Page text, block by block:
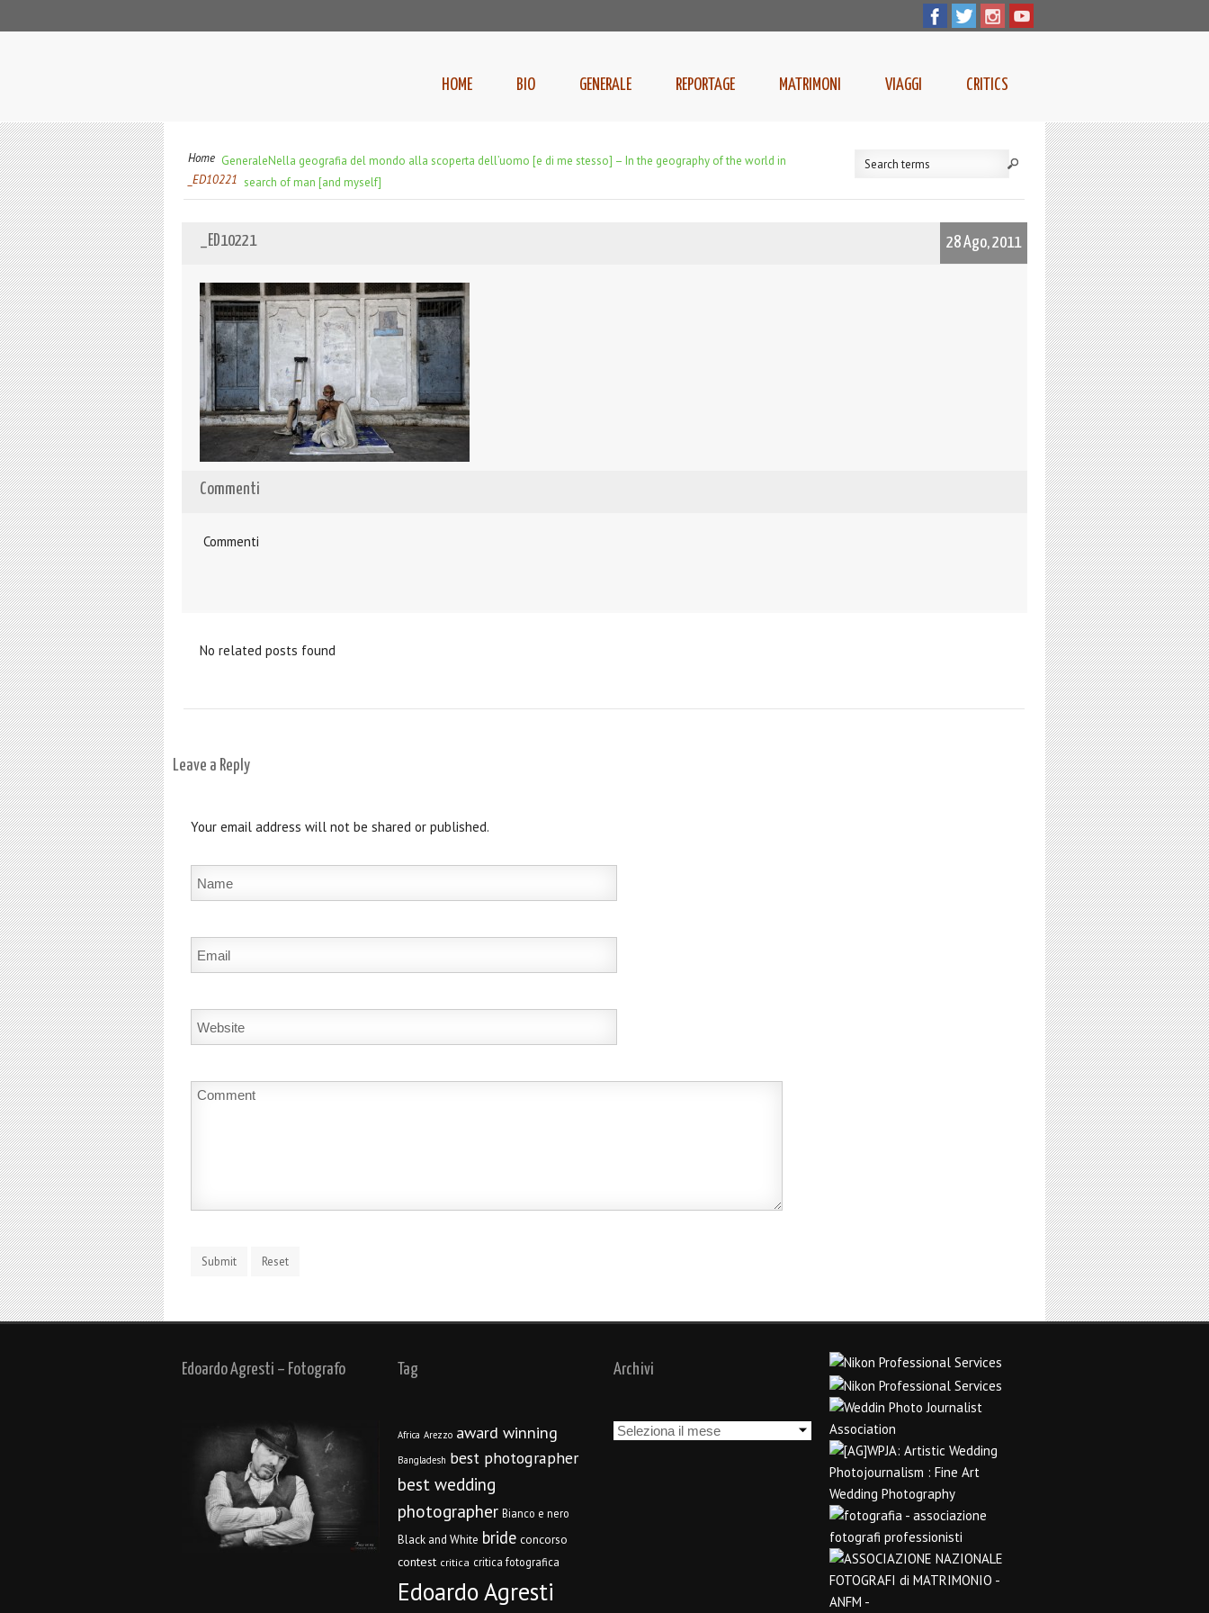
HOME BIO GENERALE REPORTAGE MATRIMONI VIAGGI CRITICS
Home GeneraleNella geografia del mondo alla scoperta dell’uomo [e di me stesso] – In the geography of the world in
search of man [and myself]
_ED10221
_ED10221 28 Ago, 2011
Commenti
Commenti
No related posts found
Leave a Reply
Your email address will not be shared or published.
Edoardo Agresti – Fotografo Tag
Africa Arezzo award winning
Bangladesh best photographer
best wedding
photographer Bianco e nero
Black and White bride concorso
contest critica critica fotografica
Edoardo Agresti
Archivi
Archivi